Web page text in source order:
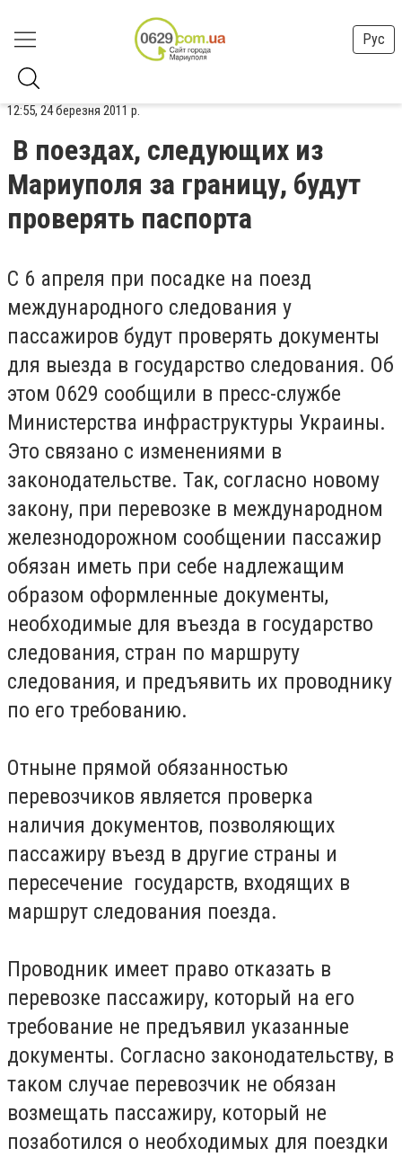
Рус
12:55, 24 березня 2011 р.
В поездах, следующих из
Мариуполя за границу, будут
проверять паспорта
С 6 апреля при посадке на поезд
международного следования у
пассажиров будут проверять документы
для выезда в государство следования. Об
этом 0629 сообщили в пресс-службе
Министерства инфраструктуры Украины.
Это связано с изменениями в
законодательстве. Так, согласно новому
закону, при перевозке в международном
железнодорожном сообщении пассажир
обязан иметь при себе надлежащим
образом оформленные документы,
необходимые для въезда в государство
следования, стран по маршруту
следования, и предъявить их проводнику
по его требованию.
Отныне прямой обязанностью
перевозчиков является проверка
наличия документов, позволяющих
пассажиру въезд в другие страны и
пересечение государств, входящих в
маршрут следования поезда.
Проводник имеет право отказать в
перевозке пассажиру, который на его
требование не предъявил указанные
документы. Согласно законодательству, в
таком случае перевозчик не обязан
возмещать пассажиру, который не
позаботился о необходимых для поездки